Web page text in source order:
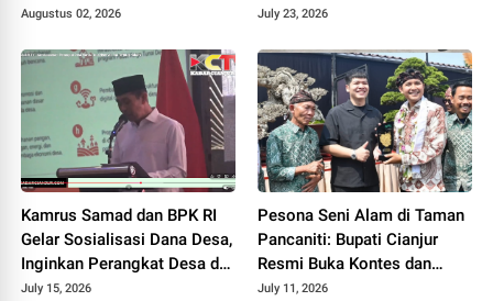
Resmi Dilantik di Mapolres
Augustus 02, 2026 July 23, 2026
Kamrus Samad dan BPK RI
Gelar Sosialisasi Dana Desa,
Inginkan Perangkat Desa di
Cianjur Tidur Nyenyak Tanpa
July 15, 2026
Pesona Seni Alam di Taman
Pancaniti: Bupati Cianjur
Resmi Buka Kontes dan
Pameran Bonsai dan Suiseki
July 11, 2026